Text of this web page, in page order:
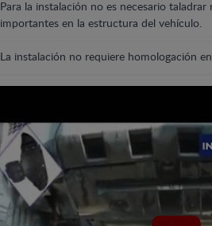
Para la instalación no es necesario
importantes en la estructura del vehículo.
La instalación no requiere homologación